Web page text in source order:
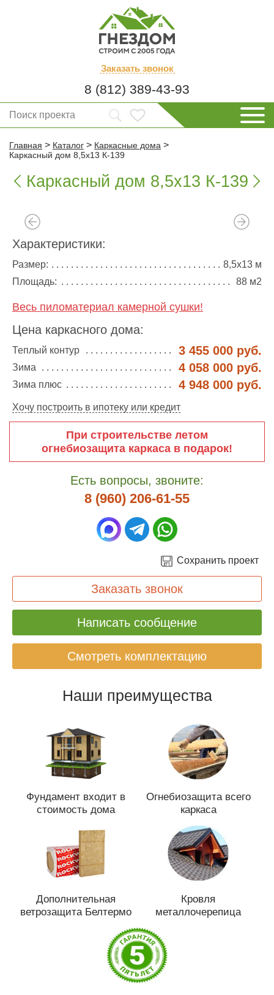
Заказать звонок
8 (812) 389-43-93
Главная > Каталог > Каркасные дома >
Каркасный дом 8,5х13 К-139
 Каркасный дом 8,5х13 К-139 
Характеристики:
Размер:
8,5х13 м
Площадь:
88 м2
Весь пиломатериал камерной сушки!
Цена каркасного дома:
Теплый контур 3 455 000 руб.
Зима 4 058 000 руб.
Зима плюс 4 948 000 руб.
Хочу построить в ипотеку или кредит
При строительстве летом
огнебиозащита каркаса в подарок!
Есть вопросы, звоните:
8 (960) 206-61-55
Сохранить проект
Заказать звонок
Написать сообщение
Смотреть комплектацию
Наши преимущества
Фундамент входит в
стоимость дома
Огнебиозащита всего
каркаса
Дополнительная
ветрозащита Белтермо
Кровля
металлочерепица